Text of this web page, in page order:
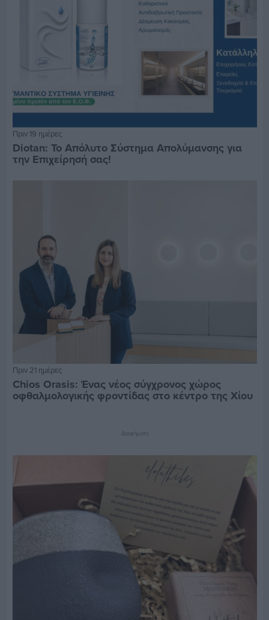
Πριν 19 ημέρες
Diotan: Το Απόλυτο Σύστημα Απολύμανσης για
την Επιχείρησή σας!
Πριν 21 ημέρες
Chios Orasis: Ένας νέος σύγχρονος χώρος
οφθαλμολογικής φροντίδας στο κέντρο της Χίου
Διαφήμιση